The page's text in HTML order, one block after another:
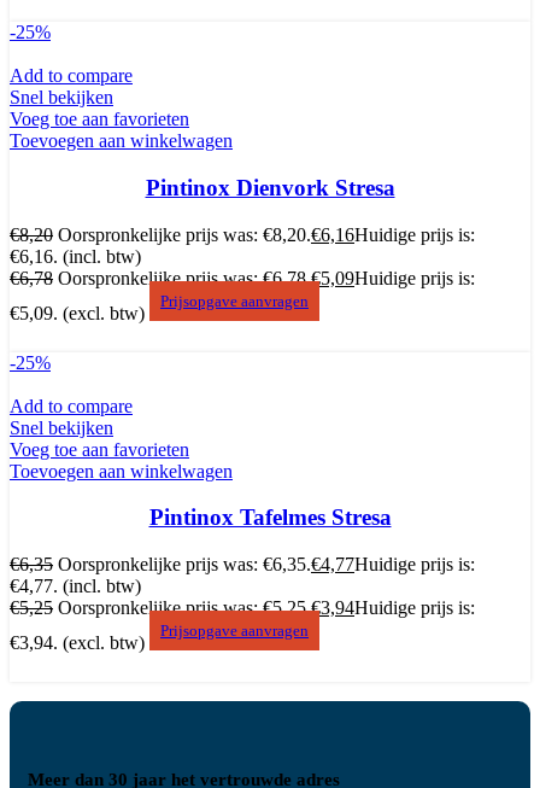
-25%
Add to compare
Snel bekijken
Voeg toe aan favorieten
Toevoegen aan winkelwagen
Pintinox Dienvork Stresa
€8,20 Oorspronkelijke prijs was: €8,20.€6,16Huidige prijs is:
€6,16. (incl. btw)
€6,78 Oorspronkelijke prijs was: €6,78.€5,09Huidige prijs is:
€5,09. (excl. btw)
Prijsopgave aanvragen
-25%
Add to compare
Snel bekijken
Voeg toe aan favorieten
Toevoegen aan winkelwagen
Pintinox Tafelmes Stresa
€6,35 Oorspronkelijke prijs was: €6,35.€4,77Huidige prijs is:
€4,77. (incl. btw)
€5,25 Oorspronkelijke prijs was: €5,25.€3,94Huidige prijs is:
€3,94. (excl. btw)
Prijsopgave aanvragen
Meer dan 30 jaar het vertrouwde adres